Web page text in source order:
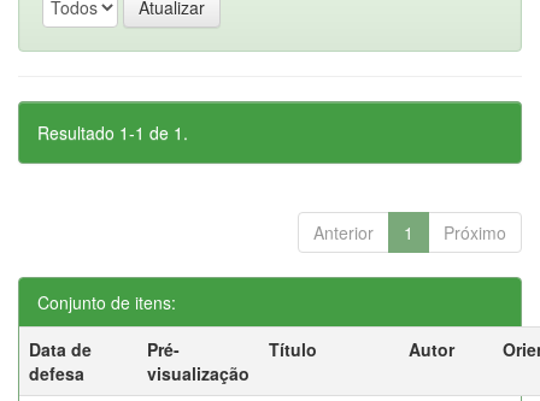
Resultado 1-1 de 1.
Anterior 1 Próximo
Conjunto de itens:
Data de
defesa
Pré-
visualização
Título Autor